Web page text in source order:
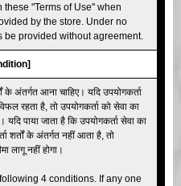
"Terms of Use" when
by the store. Under no
provided without agreement.
के अंतर्गत आना चाहिए। यदि उपयोगकर्ता
रहता है, तो उपयोगकर्ता को सेवा का
पाया जाता है कि उपयोगकर्ता सेवा का
शर्तों के अंतर्गत नहीं आता है, तो
लागू नहीं होगा।
4 conditions. If any one